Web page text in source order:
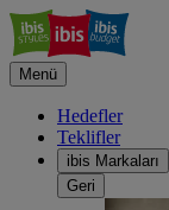
Menü
Hedefler
Teklifler
ibis Markaları
Geri